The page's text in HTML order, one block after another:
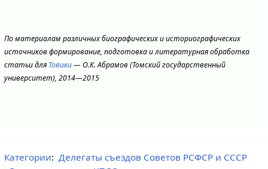
По материалам различных биографических и историографических
источников формирование, подготовка и литературная обработка
статьи для Товики— О.К. Абрамов (Томский государственный
университет), 2014—2015
Категории: Делегаты съездов Советов РСФСР и СССР